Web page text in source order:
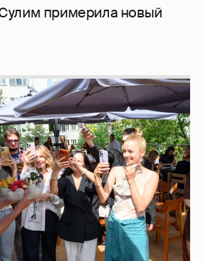
Женя Малахова,
и другие гости
вкуса и ритма»:
летние образы